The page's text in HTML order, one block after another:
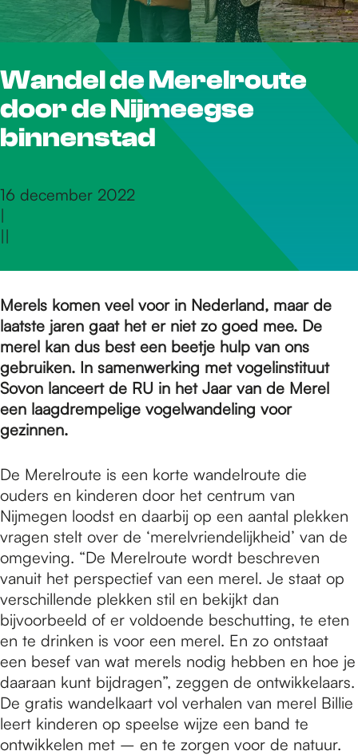
r
d
e
o
m
e
p
a
g
e
Wandel de Merelroute
door de Nijmeegse
binnenstad
16 december 2022
|
||
Merels komen veel voor in Nederland, maar de
laatste jaren gaat het er niet zo goed mee. De
merel kan dus best een beetje hulp van ons
gebruiken. In samenwerking met vogelinstituut
Sovon lanceert de RU in het Jaar van de Merel
een laagdrempelige vogelwandeling voor
gezinnen.
De Merelroute is een korte wandelroute die
ouders en kinderen door het centrum van
Nijmegen loodst en daarbij op een aantal plekken
vragen stelt over de ‘merelvriendelijkheid’ van de
omgeving. “De Merelroute wordt beschreven
vanuit het perspectief van een merel. Je staat op
verschillende plekken stil en bekijkt dan
bijvoorbeeld of er voldoende beschutting, te eten
en te drinken is voor een merel. En zo ontstaat
een besef van wat merels nodig hebben en hoe je
daaraan kunt bijdragen”, zeggen de ontwikkelaars.
De gratis wandelkaart vol verhalen van merel Billie
leert kinderen op speelse wijze een band te
ontwikkelen met – en te zorgen voor de natuur.